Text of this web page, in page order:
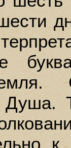
Душа.